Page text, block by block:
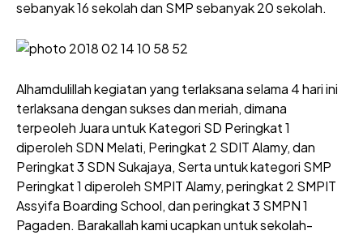
sebanyak 16 sekolah dan SMP sebanyak 20 sekolah.
Alhamdulillah kegiatan yang terlaksana selama 4 hari ini
terlaksana dengan sukses dan meriah, dimana
terpeoleh Juara untuk Kategori SD Peringkat 1
diperoleh SDN Melati, Peringkat 2 SDIT Alamy, dan
Peringkat 3 SDN Sukajaya, Serta untuk kategori SMP
Peringkat 1 diperoleh SMPIT Alamy, peringkat 2 SMPIT
Assyifa Boarding School, dan peringkat 3 SMPN 1
Pagaden. Barakallah kami ucapkan untuk sekolah-